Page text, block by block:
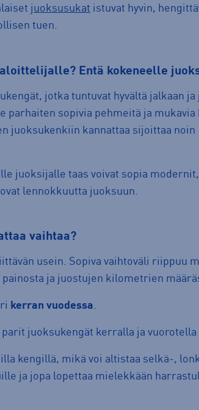
juoksusukat istuvat hyvin,
tuen.
aloittelijalle? Entä kokeneelle
jotka tuntuvat hyvältä jalkaan ja
parhaiten sopivia pehmeitä ja mukavia
juoksukenkiin kannattaa sijoittaa noin
juoksijalle taas voivat sopia modernit,
lennokkuutta juoksuun.
vaihtaa?
usein. Sopiva vaihtoväli riippuu
ja juostujen kilometrien
kerran vuodessa.
juoksukengät kerralla ja vuorotella
kengillä, mikä voi altistaa selkä-,
ja jopa lopettaa mielekkään